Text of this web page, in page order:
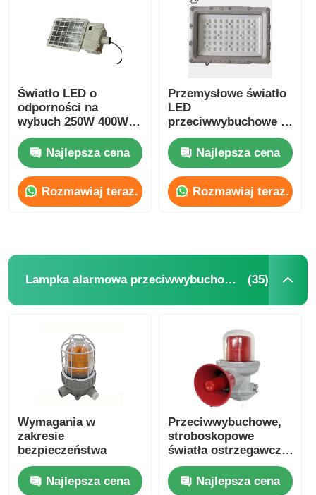
Wycieczka po fabryce
Skontaktuj się z nami
Poprosić o wycenę
wentylator przeciwwybuchowy
Explosion Proof Box
wyłącznik przeciwwybuchowy
Glandy kablowe zabezpieczone przed wybuchem
wtyczka i gniazdo przeciwwybuchowe
Światło LED o
odporności na
wybuch 250W 400W
1000W dla lampy
halidowej metalu
Najlepsza cena
Rozmawiaj teraz.
Przemysłowe światło
LED
przeciwwybuchowe |
Oświetlenie miejsc
niebezpiecznych w
strefie 1 i 2
Najlepsza cena
Rozmawiaj teraz.
Lampka alarmowa przeciwwybuchowa (35)
Wymagania w
zakresie
bezpieczeństwa
Najlepsza cena
Przeciwwybuchowe,
stroboskopowe
światła ostrzegawcze
LED Oświetlenie
alarmoweNajlepsza cena